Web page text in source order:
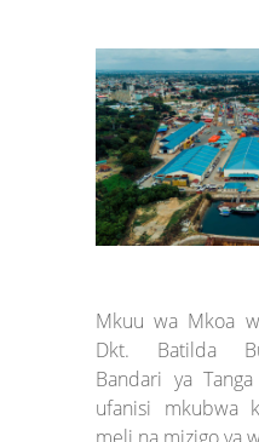
Mkuu wa Mkoa
Dkt. Batilda
Bandari ya
ufanisi mkubwa
meli na mizigo ya